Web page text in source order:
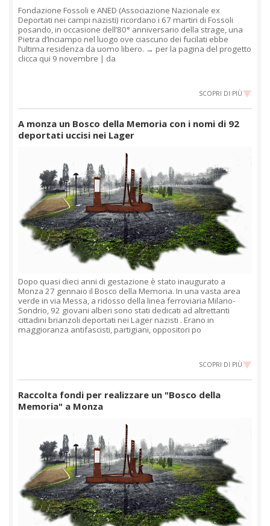
Fondazione Fossoli e ANED (Associazione Nazionale ex
Deportati nei campi nazisti) ricordano i 67 martiri di Fossoli
posando, in occasione dell’80° anniversario della strage, una
Pietra d’Inciampo nel luogo ove ciascuno dei fucilati ebbe
l’ultima residenza da uomo libero. → per la pagina del progetto
clicca qui 9 novembre | da
SCOPRI DI PIÙ
A monza un Bosco della Memoria con i nomi di 92
deportati uccisi nei Lager
Dopo quasi dieci anni di gestazione è stato inaugurato a
Monza 27 gennaio il Bosco della Memoria. In una vasta area
verde in via Messa, a ridosso della linea ferroviaria Milano-
Sondrio, 92 giovani alberi sono stati dedicati ad altrettanti
cittadini brianzoli deportati nei Lager nazisti . Erano in
maggioranza antifascisti, partigiani, oppositori po
SCOPRI DI PIÙ
Raccolta fondi per realizzare un "Bosco della
Memoria" a Monza